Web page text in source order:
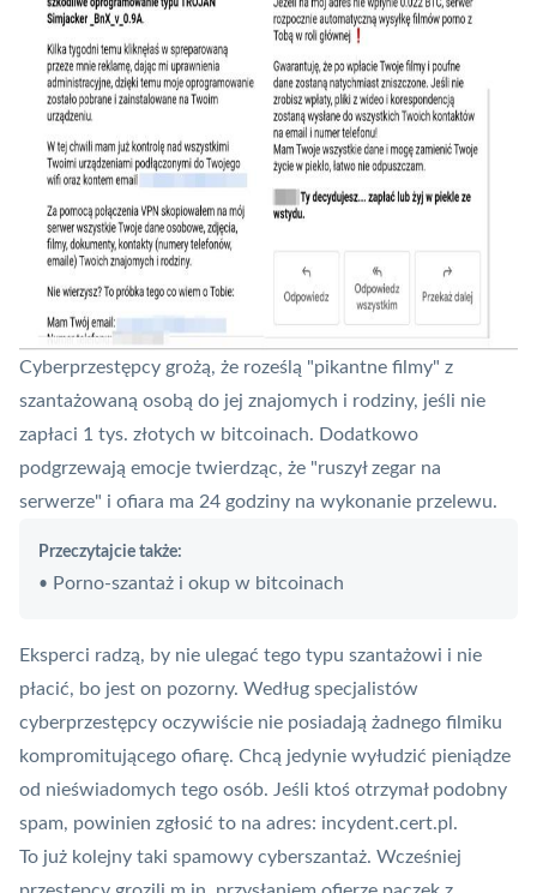
Cyberprzestępcy grożą, że roześlą "pikantne filmy" z
szantażowaną osobą do jej znajomych i rodziny, jeśli nie
zapłaci 1 tys. złotych w bitcoinach. Dodatkowo
podgrzewają emocje twierdząc, że "ruszył zegar na
serwerze" i ofiara ma 24 godziny na wykonanie przelewu.
Przeczytajcie także:
• Porno-szantaż i okup w bitcoinach
Eksperci radzą, by nie ulegać tego typu szantażowi i nie
płacić, bo jest on pozorny. Według specjalistów
cyberprzestępcy oczywiście nie posiadają żadnego filmiku
kompromitującego ofiarę. Chcą jedynie wyłudzić pieniądze
od nieświadomych tego osób. Jeśli ktoś otrzymał podobny
spam, powinien zgłosić to na adres: incydent.cert.pl.
To już kolejny taki spamowy cyberszantaż. Wcześniej